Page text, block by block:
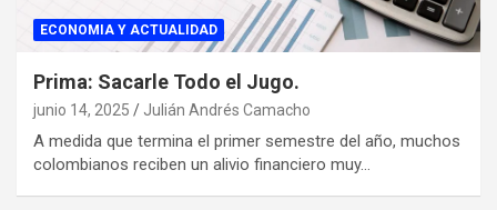
ECONOMIA Y ACTUALIDAD
Prima: Sacarle Todo el Jugo.
junio 14, 2025 Julián Andrés Camacho
A medida que termina el primer semestre del año, muchos
colombianos reciben un alivio financiero muy…